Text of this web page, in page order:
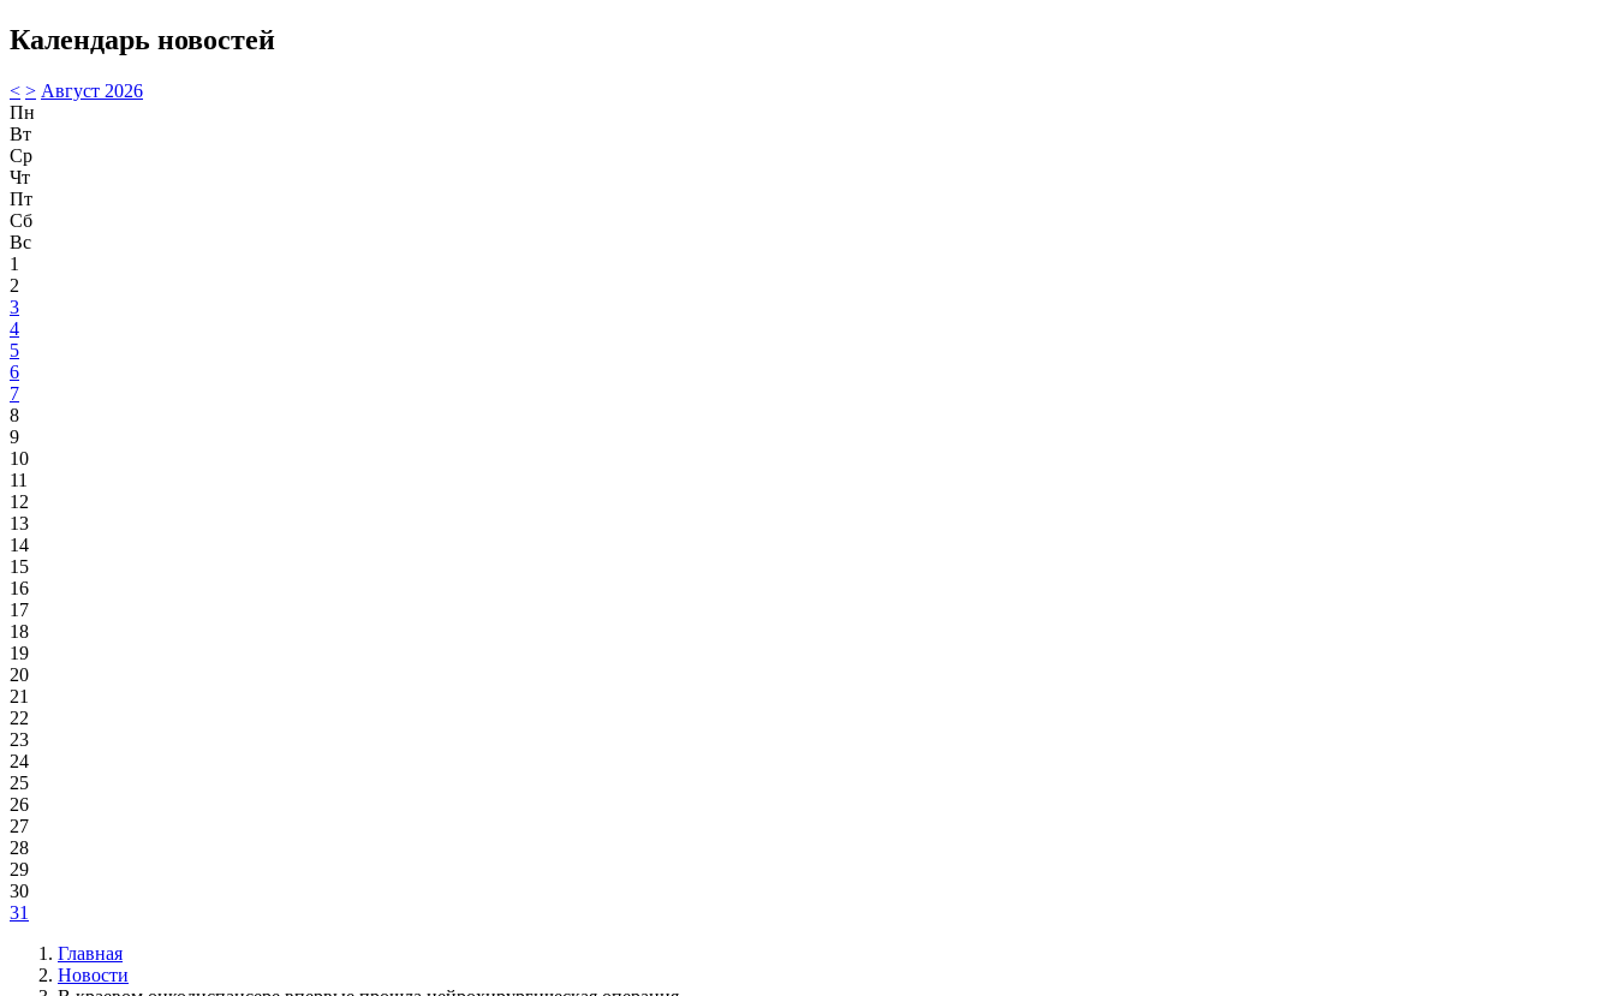
Календарь новостей
< > Август 2026
Пн
Вт
Ср
Чт
Пт
Сб
Вс
1
2
3
4
5
6
7
8
9
10
11
12
13
14
15
16
17
18
19
20
21
22
23
24
25
26
27
28
29
30
31
Главная
Новости